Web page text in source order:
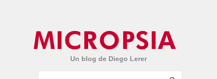
Un blog de Diego Lerer